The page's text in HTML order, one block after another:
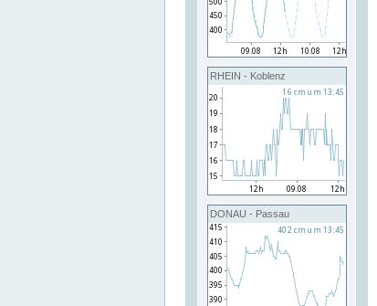
RHEIN - Koblenz
DONAU - Passau